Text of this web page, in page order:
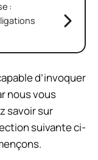
:
d’invoquer
nous vous
savoir sur
suivante ci-